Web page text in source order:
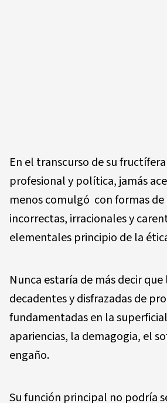
En el transcurso de su
profesional y política, jamás
menos comulgó con formas
incorrectas, irracionales y
elementales principio de la
Nunca estaría de más decir
decadentes y disfrazadas de
fundamentadas en la
apariencias, la demagogia, el
engaño.
Su función principal no podría